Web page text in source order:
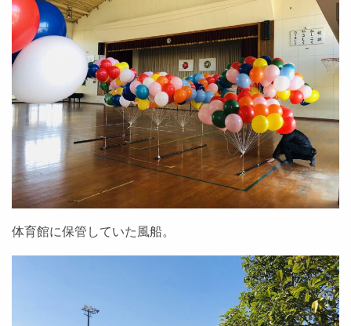
体育館に保管していた風船。